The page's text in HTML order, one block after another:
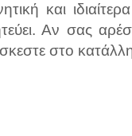
και
Αν σας
στο